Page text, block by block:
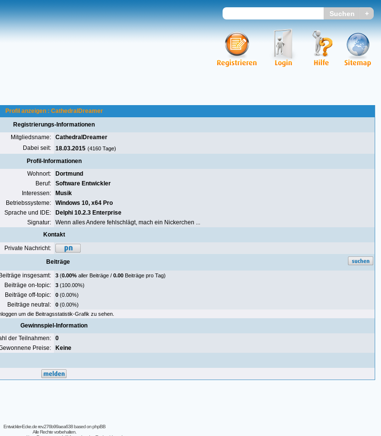
Profil anzeigen : CathedralDreamer
Registrierungs-Informationen
Mitgliedsname:
CathedralDreamer
Dabei seit:
18.03.2015 (4160 Tage)
Profil-Informationen
Wohnort:
Dortmund
Beruf:
Software Entwickler
Interessen:
Musik
Betriebssysteme:
Windows 10, x64 Pro
Sprache und IDE:
Delphi 10.2.3 Enterprise
Signatur:
Wenn alles Andere fehlschlägt, mach ein Nickerchen ...
Kontakt
Private Nachricht:
Beiträge
Beiträge insgesamt:
3 (0.00% aller Beiträge / 0.00 Beiträge pro Tag)
Beiträge on-topic: 3 (100.00%)
Beiträge off-topic: 0 (0.00%)
Beiträge neutral: 0 (0.00%)
um die Beitragsstatistik-Grafik zu sehen.
Gewinnspiel-Information
der Teilnahmen:
0
Preise:
Keine
Entwickler-Ecke.de rev.276b99aea638based onphpBB
Alle Rechte vorbehalten.